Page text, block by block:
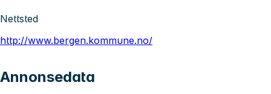
Nettsted
http://www.bergen.kommune.no/
Annonsedata